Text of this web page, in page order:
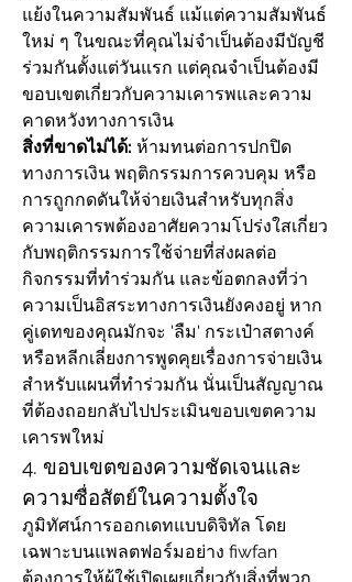
แย้งในความสัมพันธ์ แม้แต่ความสัมพันธ์
ใหม่ ๆ ในขณะที่คุณไม่จำเป็นต้องมีบัญชี
ร่วมกันตั้งแต่วันแรก แต่คุณจำเป็นต้องมี
ขอบเขตเกี่ยวกับความเคารพและความ
คาดหวังทางการเงิน
สิ่งที่ขาดไม่ได้: ห้ามทนต่อการปกปิด
ทางการเงิน พฤติกรรมการควบคุม หรือ
การถูกกดดันให้จ่ายเงินสำหรับทุกสิ่ง
ความเคารพต้องอาศัยความโปร่งใสเกี่ยว
กับพฤติกรรมการใช้จ่ายที่ส่งผลต่อ
กิจกรรมที่ทำร่วมกัน และข้อตกลงที่ว่า
ความเป็นอิสระทางการเงินยังคงอยู่ หาก
คู่เดทของคุณมักจะ 'ลืม' กระเป๋าสตางค์
หรือหลีกเลี่ยงการพูดคุยเรื่องการจ่ายเงิน
สำหรับแผนที่ทำร่วมกัน นั่นเป็นสัญญาณ
ที่ต้องถอยกลับไปประเมินขอบเขตความ
เคารพใหม่
4. ขอบเขตของความชัดเจนและ
ความซื่อสัตย์ในความตั้งใจ
ภูมิทัศน์การออกเดทแบบดิจิทัล โดย
เฉพาะบนแพลตฟอร์มอย่าง fiwfan